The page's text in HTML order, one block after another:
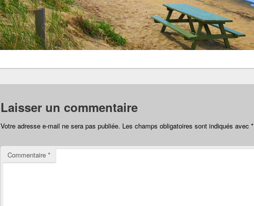
Laisser un commentaire
Votre adresse e-mail ne sera pas publiée. Les champs obligatoires sont indiqués avec *
Commentaire *